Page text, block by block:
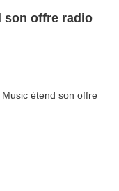
son offre radio